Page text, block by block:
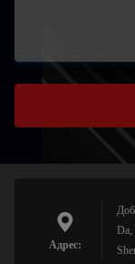
Адрес:
Da,